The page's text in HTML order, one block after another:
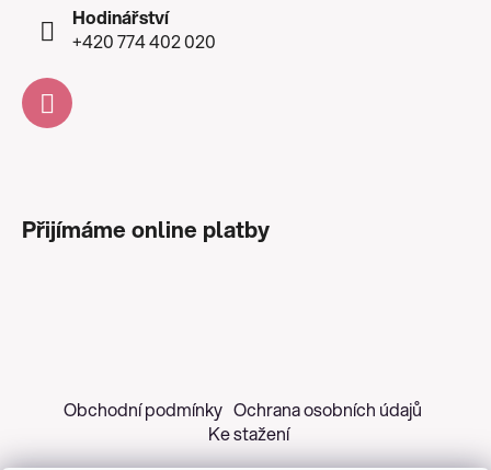
Hodinářství
+420 774 402 020
Přijímáme online platby
Obchodní podmínky Ochrana osobních údajů
Ke stažení